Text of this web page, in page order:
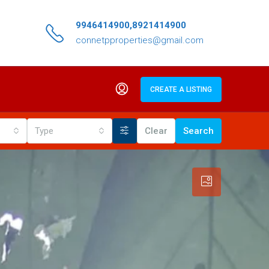
9946414900,8921414900
connetpproperties@gmail.com
CREATE A LISTING
Type Clear Search